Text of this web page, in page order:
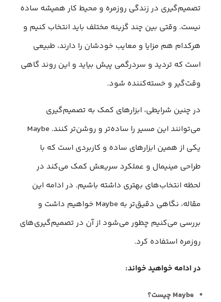
تصمیم‌گیری در زندگی روزمره و محیط کار همیشه ساده
نیست. وقتی بین چند گزینه مختلف باید انتخاب کنیم و
هرکدام هم مزایا و معایب خودشان را دارند، طبیعی
است که تردید و سردرگمی پیش بیاید و این روند گاهی
وقت‌گیر و خسته‌کننده شود.
در چنین شرایطی، ابزارهای کمک به تصمیم‌گیری
می‌توانند این مسیر را ساده‌تر و روشن‌تر کنند. Maybe
یکی از همین ابزارهای ساده و کاربردی است که با
طراحی مینیمال و عملکرد سریعش کمک می‌کند در
لحظه انتخاب‌های بهتری داشته باشیم. در ادامه این
مقاله، نگاهی دقیق‌تر به Maybe خواهیم داشت و
بررسی می‌کنیم چطور می‌شود از آن در تصمیم‌گیری‌های
روزمره استفاده کرد.
در ادامه خواهید خواند:
Maybe چیست؟